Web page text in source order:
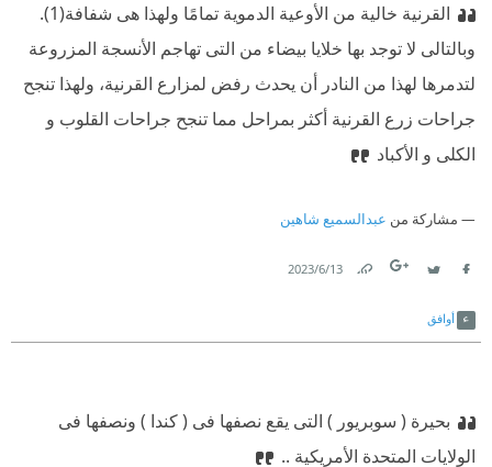
القرنية خالية من الأوعية الدموية تمامًا ولهذا هى شفافة(1).
وبالتالى لا توجد بها خلايا بيضاء من التى تهاجم الأنسجة المزروعة
لتدمرها لهذا من النادر أن يحدث رفض لمزارع القرنية، ولهذا تنجح
جراحات زرع القرنية أكثر بمراحل مما تنجح جراحات القلوب و
الكلى و الأكباد
مشاركة من عبدالسميع شاهين
13‏/6‏/2023
أوافق
بحيرة ( سوبريور ) التى يقع نصفها فى ( كندا ) ونصفها فى
الولايات المتحدة الأمريكية ..